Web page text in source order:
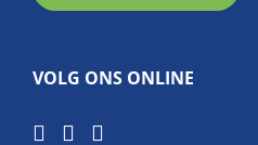
VOLG ONS ONLINE